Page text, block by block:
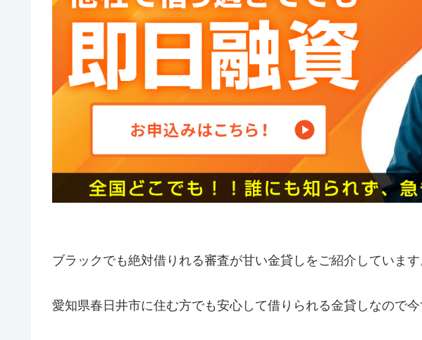
ブラックでも絶対借りれる審査が甘い金貸しをご紹介しています
愛知県春日井市に住む方でも安心して借りられる金貸しなので